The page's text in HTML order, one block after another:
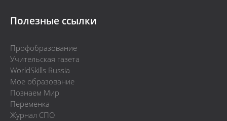
Полезные ссылки
Профобразование
Учительская газета
WorldSkills Russia
Мое образование
Познаем Мир
Переменка
Журнал СПО